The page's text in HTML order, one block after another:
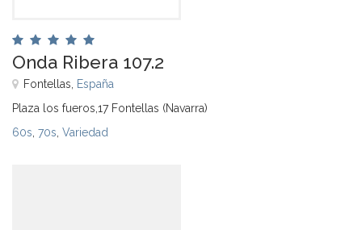
Onda Ribera 107.2
Fontellas, España
Plaza los fueros,17 Fontellas (Navarra)
60s 70s Variedad